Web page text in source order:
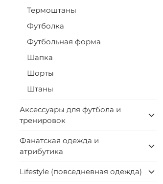
Термоштаны
Футболка
Футбольная форма
Шапка
Шорты
Штаны
Аксессуары для футбола и
тренировок
Фанатская одежда и
атрибутика
Lifestyle (повседневная одежда)